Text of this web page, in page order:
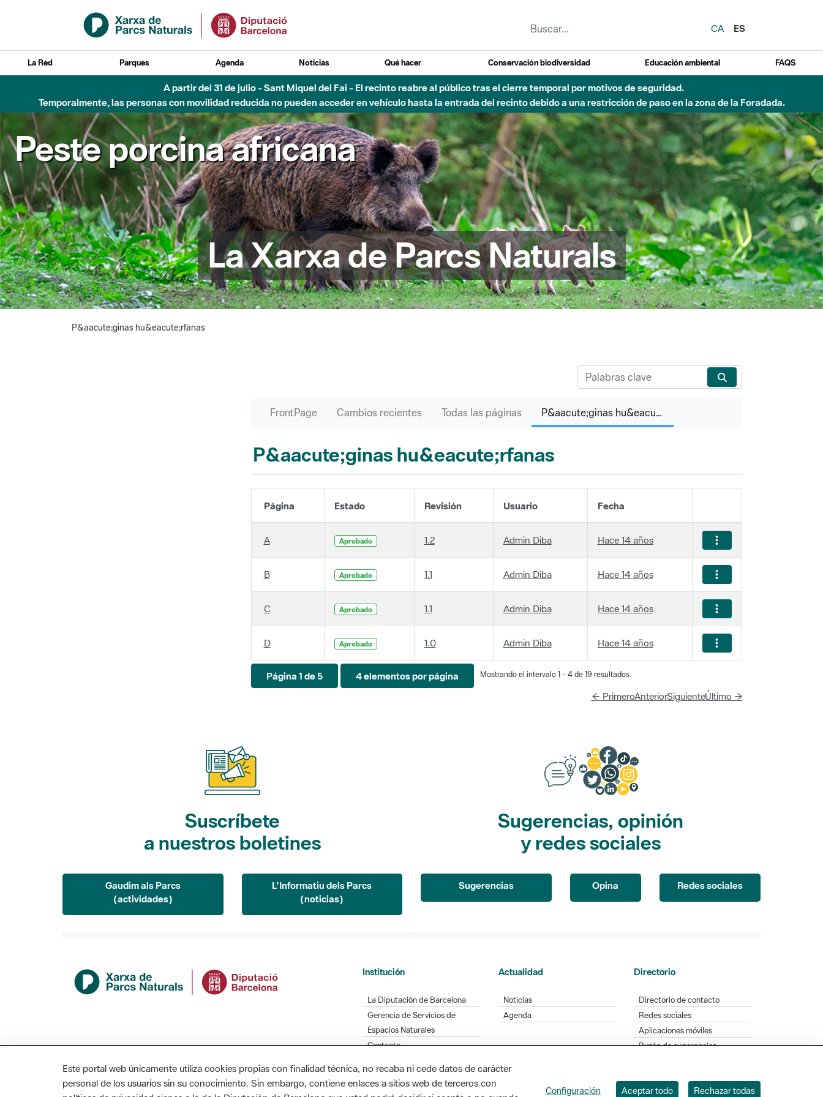
Saltar al contenido principal
CA
ES
La Red Parques Agenda Noticias Qué hacer Conservación biodiversidad Educación ambiental FAQS
A partir del 31 de julio - Sant Miquel del Fai - El recinto reabre al público tras el cierre temporal por motivos de seguridad.
Temporalmente, las personas con movilidad reducida no pueden acceder en vehículo hasta la entrada del recinto debido a una restricción de paso en la zona de la Foradada.
Peste porcina africana
La Xarxa de Parcs Naturals
P&aacute;ginas hu&eacute;rfanas
FrontPage Cambios recientes Todas las páginas P&aacute;ginas hu&eacute;rfanas
P&aacute;ginas hu&eacute;rfanas
Página Estado Revisión Usuario Fecha
A Aprobado 1.2 Admin Diba Hace 14 años
B Aprobado 1.1 Admin Diba Hace 14 años
C Aprobado 1.1 Admin Diba Hace 14 años
D Aprobado 1.0 Admin Diba Hace 14 años
Página 1 de 5 4 elementos por página Mostrando el intervalo 1 - 4 de 19 resultados.
← PrimeroAnteriorSiguienteÚltimo →
Suscríbete
a nuestros boletines
Gaudim als Parcs
(actividades)
L'Informatiu dels Parcs
(noticias)
Sugerencias, opinión
y redes sociales
Sugerencias Opina Redes sociales
Institución
La Diputación de Barcelona
Gerencia de Servicios de
Espacios Naturales
Contacto
Actualidad
Noticias
Agenda
Directorio
Directorio de contacto
Redes sociales
Aplicaciones móviles
Buzón de sugerencias
Este portal web únicamente utiliza cookies propias con finalidad técnica, no recaba ni cede datos de carácter
personal de los usuarios sin su conocimiento. Sin embargo, contiene enlaces a sitios web de terceros con
Configuración Aceptar todo Rechazar todas